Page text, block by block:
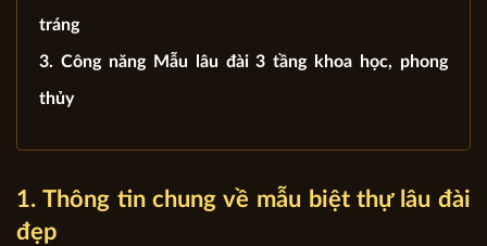
tráng
3. Công năng Mẫu lâu đài 3 tầng khoa học, phong
thủy
1. Thông tin chung về mẫu biệt thự lâu đài
đẹp